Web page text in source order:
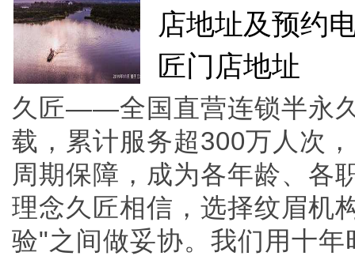
店地址及预约
匠门店地址
久匠——全国直营连锁半永
载，累计服务超300万人次
周期保障，成为各年龄、各
理念久匠相信，选择纹眉机
验"之间做妥协。我们用十